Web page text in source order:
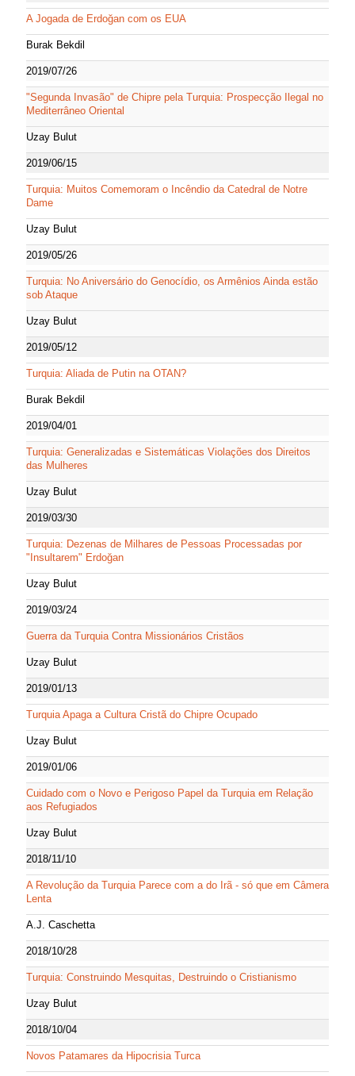
A Jogada de Erdoğan com os EUA
Burak Bekdil
2019/07/26
"Segunda Invasão" de Chipre pela Turquia: Prospecção Ilegal no
Mediterrâneo Oriental
Uzay Bulut
2019/06/15
Turquia: Muitos Comemoram o Incêndio da Catedral de Notre
Dame
Uzay Bulut
2019/05/26
Turquia: No Aniversário do Genocídio, os Armênios Ainda estão
sob Ataque
Uzay Bulut
2019/05/12
Turquia: Aliada de Putin na OTAN?
Burak Bekdil
2019/04/01
Turquia: Generalizadas e Sistemáticas Violações dos Direitos
das Mulheres
Uzay Bulut
2019/03/30
Turquia: Dezenas de Milhares de Pessoas Processadas por
"Insultarem" Erdoğan
Uzay Bulut
2019/03/24
Guerra da Turquia Contra Missionários Cristãos
Uzay Bulut
2019/01/13
Turquia Apaga a Cultura Cristã do Chipre Ocupado
Uzay Bulut
2019/01/06
Cuidado com o Novo e Perigoso Papel da Turquia em Relação
aos Refugiados
Uzay Bulut
2018/11/10
A Revolução da Turquia Parece com a do Irã - só que em Câmera
Lenta
A.J. Caschetta
2018/10/28
Turquia: Construindo Mesquitas, Destruindo o Cristianismo
Uzay Bulut
2018/10/04
Novos Patamares da Hipocrisia Turca